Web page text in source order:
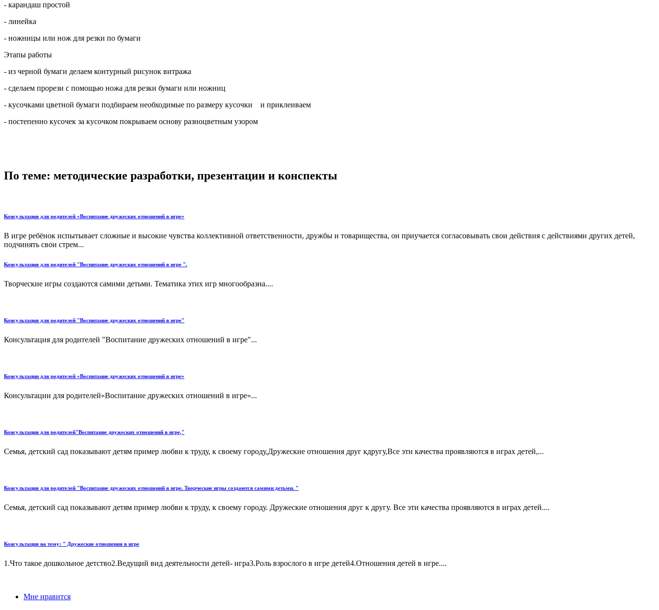
- карандаш простой
- линейка
- ножницы или нож для резки по бумаги
Этапы работы
- из черной бумаги делаем контурный рисунок витража
- сделаем прорези с помощью ножа для резки бумаги или ножниц
- кусочками цветной бумаги подбираем необходимые по размеру кусочки и приклеиваем
- постепенно кусочек за кусочком покрываем основу разноцветным узором
По теме: методические разработки, презентации и конспекты
Консультация для родителей «Воспитание дружеских отношений в игре»
В игре ребёнок испытывает сложные и высокие чувства коллективной ответственности, дружбы и товарищества, он приучается согласовывать свои действия с действиями других детей,
подчинять свои стрем...
Консультация для родителей "Воспитание дружеских отношений в игре ".
Творческие игры создаются самими детьми. Тематика этих игр многообразна....
Консультация для родителей "Воспитание дружеских отношений в игре"
Консультация для родителей "Воспитание дружеских отношений в игре"...
Консультации для родителей «Воспитание дружеских отношений в игре»
Консультации для родителей«Воспитание дружеских отношений в игре»...
Консультация для родителей"Воспитание дружеских отношений в игре,"
Семья, детский сад показывают детям пример любви к труду, к своему городу,Дружеские отношения друг кдругу,Все эти качества проявляются в играх детей,...
Консультация для родителей "Воспитание дружеских отношений в игре. Творческие игры создаются самими детьми. "
Семья, детский сад показывают детям пример любви к труду, к своему городу. Дружеские отношения друг к другу. Все эти качества проявляются в играх детей....
Консультация на тему: " Дружеские отношения в игре
1.Что такое дошкольное детство2.Ведущий вид деятельности детей- игра3.Роль взрослого в игре детей4.Отношения детей в игре....
Мне нравится